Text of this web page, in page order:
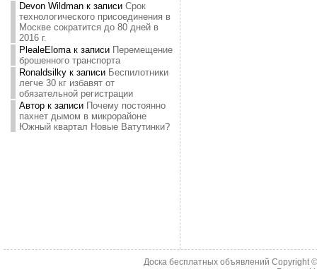
Devon Wildmanк записи Срок
технологического присоединения в
Москве сократится до 80 дней в
2016 г.
PlealeElomaк записи Перемещение
брошенного транспорта
Ronaldsilkyк записи Беспилотники
легче 30 кг избавят от
обязательной регистрации
Авторк записи Почему постоянно
пахнет дымом в микрорайоне
Южный квартал Новые Ватутинки?
Доска бесплатных объявлений Copyright